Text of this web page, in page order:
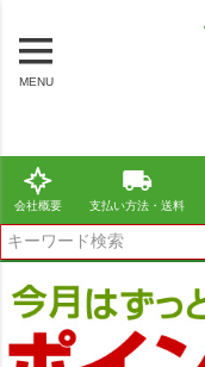
MENU
会社概要 支払い方法・送料